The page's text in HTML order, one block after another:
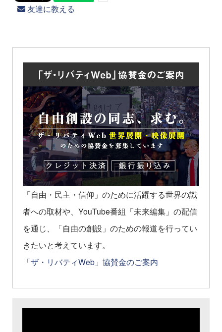
友達に教える
「自由・民主・信仰」のために活躍する世界の識
者への取材や、YouTube番組「未来編集」の配信
を通じ、「自由の創設」のための報道を行ってい
きたいと考えています。
「ザ・リバティWeb」協賛金のご案内